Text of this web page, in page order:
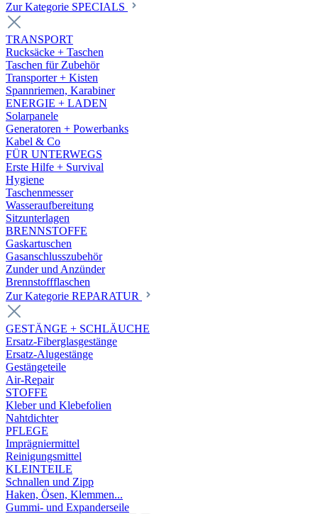
Zur Kategorie SPECIALS
TRANSPORT
Rucksäcke + Taschen
Taschen für Zubehör
Transporter + Kisten
Spannriemen, Karabiner
ENERGIE + LADEN
Solarpanele
Generatoren + Powerbanks
Kabel & Co
FÜR UNTERWEGS
Erste Hilfe + Survival
Hygiene
Taschenmesser
Wasseraufbereitung
Sitzunterlagen
BRENNSTOFFE
Gaskartuschen
Gasanschlusszubehör
Zunder und Anzünder
Brennstoffflaschen
Zur Kategorie REPARATUR
GESTÄNGE + SCHLÄUCHE
Ersatz-Fiberglasgestänge
Ersatz-Alugestänge
Gestängeteile
Air-Repair
STOFFE
Kleber und Klebefolien
Nahtdichter
PFLEGE
Imprägniermittel
Reinigungsmittel
KLEINTEILE
Schnallen und Zipp
Haken, Ösen, Klemmen...
Gummi- und Expanderseile